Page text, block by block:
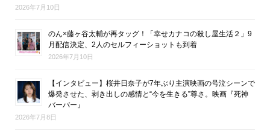
2026年7月10日
のん×藤ヶ谷太輔が再タッグ！「幸せカナコの殺し屋生活２」9
月配信決定、2人のセルフィーショットも到着
2026年7月10日
【インタビュー】桜井日奈子が7年ぶり主演映画の号泣シーンで
爆発させた、剥き出しの感情と“今を生きる”尊さ。映画『死神
バーバー』
2026年7月8日